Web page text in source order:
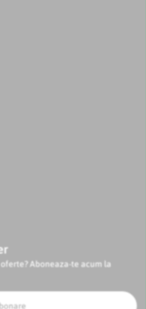
Aboneaza-te acum la